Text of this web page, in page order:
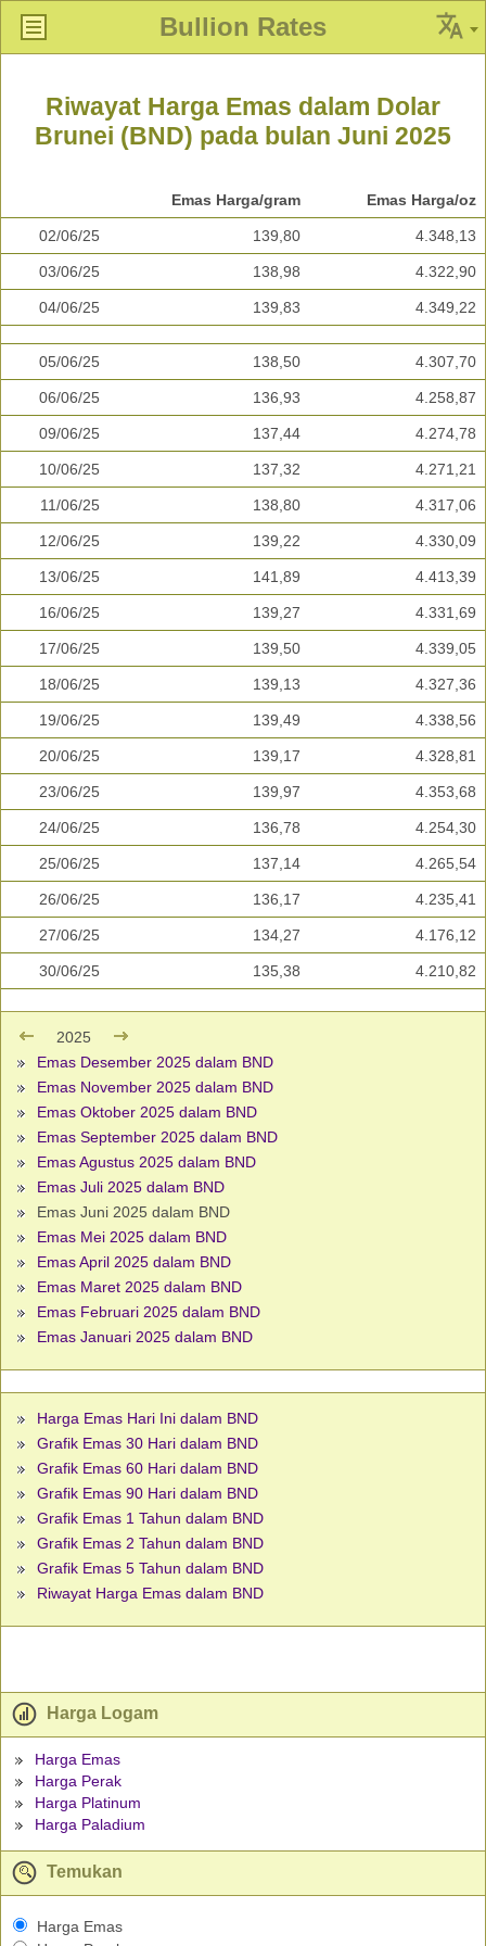
Bullion Rates
Riwayat Harga Emas dalam Dolar
Brunei (BND) pada bulan Juni 2025
Emas Harga/gram Emas Harga/oz
02/06/25 139,80 4.348,13
03/06/25 138,98 4.322,90
04/06/25 139,83 4.349,22
05/06/25 138,50 4.307,70
06/06/25 136,93 4.258,87
09/06/25 137,44 4.274,78
10/06/25 137,32 4.271,21
11/06/25 138,80 4.317,06
12/06/25 139,22 4.330,09
13/06/25 141,89 4.413,39
16/06/25 139,27 4.331,69
17/06/25 139,50 4.339,05
18/06/25 139,13 4.327,36
19/06/25 139,49 4.338,56
20/06/25 139,17 4.328,81
23/06/25 139,97 4.353,68
24/06/25 136,78 4.254,30
25/06/25 137,14 4.265,54
26/06/25 136,17 4.235,41
27/06/25 134,27 4.176,12
30/06/25 135,38 4.210,82
2025
Emas Desember 2025 dalam BND
Emas November 2025 dalam BND
Emas Oktober 2025 dalam BND
Emas September 2025 dalam BND
Emas Agustus 2025 dalam BND
Emas Juli 2025 dalam BND
Emas Juni 2025 dalam BND
Emas Mei 2025 dalam BND
Emas April 2025 dalam BND
Emas Maret 2025 dalam BND
Emas Februari 2025 dalam BND
Emas Januari 2025 dalam BND
Harga Emas Hari Ini dalam BND
Grafik Emas 30 Hari dalam BND
Grafik Emas 60 Hari dalam BND
Grafik Emas 90 Hari dalam BND
Grafik Emas 1 Tahun dalam BND
Grafik Emas 2 Tahun dalam BND
Grafik Emas 5 Tahun dalam BND
Riwayat Harga Emas dalam BND
Harga Logam
Harga Emas
Harga Perak
Harga Platinum
Harga Paladium
Temukan
Harga Emas